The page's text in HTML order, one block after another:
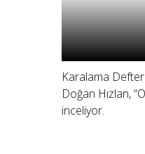
Karalama
Doğan Hızlan,
inceliyor.